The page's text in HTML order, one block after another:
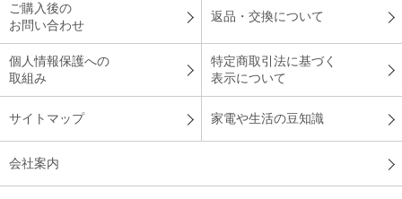
ご購入後の
お問い合わせ
返品・交換について
個人情報保護への
取組み
特定商取引法に基づく
表示について
サイトマップ 家電や生活の豆知識
会社案内